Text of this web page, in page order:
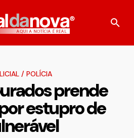
/ POLÍCIA
prende
estupro de